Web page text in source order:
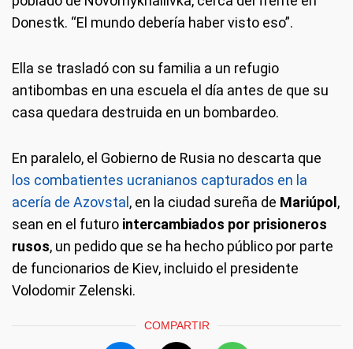
Donestk. “El mundo debería haber visto eso”.
Ella se trasladó con su familia a un refugio
antibombas en una escuela el día antes de que su
casa quedara destruida en un bombardeo.
En paralelo, el Gobierno de Rusia no descarta que
los combatientes ucranianos capturados en la
acería de Azovstal, en la ciudad sureña de Mariúpol,
sean en el futuro intercambiados por prisioneros
rusos, un pedido que se ha hecho público por parte
de funcionarios de Kiev, incluido el presidente
Volodomir Zelenski.
COMPARTIR